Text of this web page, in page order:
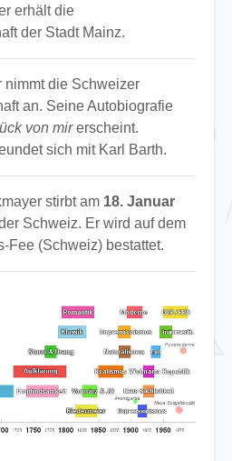
erhält die
der Stadt Mainz.
nimmt die Schweizer
an. Seine Autobiografie
von mirerscheint.
sich mit Karl Barth.
stirbt am 18. Januar
Schweiz. Er wird auf dem
Fee (Schweiz) bestattet.